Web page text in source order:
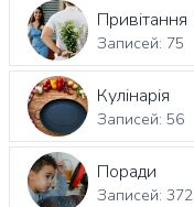
Привітання
Записей: 75
Кулінарія
Записей: 56
Поради
Записей: 372